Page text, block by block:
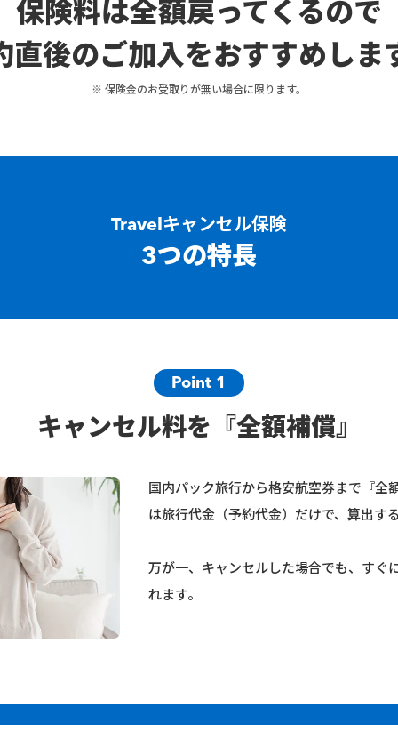
保険料は全額戻ってくるので
直後のご加入をおすすめしま
※ 保険金のお受取りが無い場合に限ります。
Travelキャンセル保険
3つの特長
Point 1
キャンセル料を『全額補償』
国内パック旅行から格安航空券まで『全
は旅行代金（予約代金）だけで、算出す
万が一、キャンセルした場合でも、すぐ
れます。